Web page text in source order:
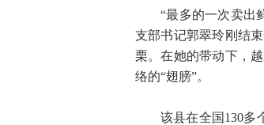
“最多的一次卖出
支部书记郭翠玲刚结
栗。在她的带动下，
络的“翅膀”。
该县在全国130多